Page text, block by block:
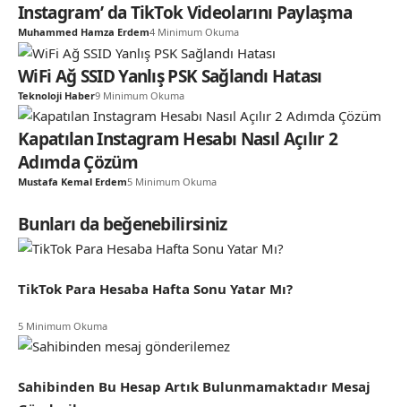
Instagram’ da TikTok Videolarını Paylaşma
Muhammed Hamza Erdem4 Minimum Okuma
WiFi Ağ SSID Yanlış PSK Sağlandı Hatası
Teknoloji Haber9 Minimum Okuma
Kapatılan Instagram Hesabı Nasıl Açılır 2
Adımda Çözüm
Mustafa Kemal Erdem5 Minimum Okuma
Bunları da beğenebilirsiniz
TikTok Para Hesaba Hafta Sonu Yatar Mı?
5 Minimum Okuma
Sahibinden Bu Hesap Artık Bulunmamaktadır Mesaj